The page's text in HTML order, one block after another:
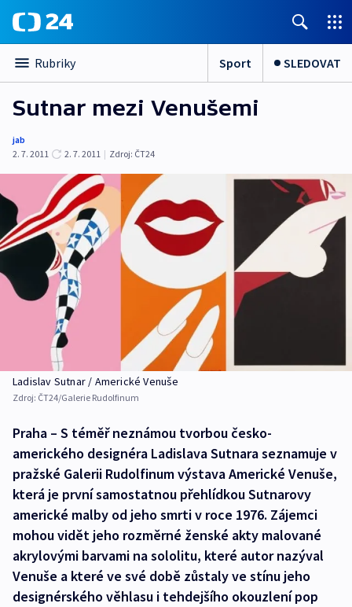
Rubriky Sport SLEDOVAT
Sutnar mezi Venušemi
jab
2. 7. 2011
2. 7. 2011 | Zdroj: ČT24
Ladislav Sutnar / Americké Venuše
Zdroj: ČT24/Galerie Rudolfinum
Praha – S téměř neznámou tvorbou česko-
amerického designéra Ladislava Sutnara seznamuje v
pražské Galerii Rudolfinum výstava Americké Venuše,
která je první samostatnou přehlídkou Sutnarovy
americké malby od jeho smrti v roce 1976. Zájemci
mohou vidět jeho rozměrné ženské akty malované
akrylovými barvami na sololitu, které autor nazýval
Venuše a které ve své době zůstaly ve stínu jeho
designérského věhlasu i tehdejšího okouzlení pop